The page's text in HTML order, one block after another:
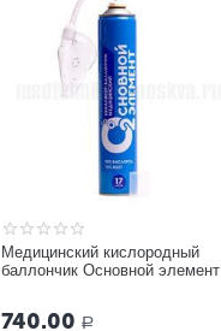
Медицинский кислородный
баллончик Основной элемент
740.00 Р